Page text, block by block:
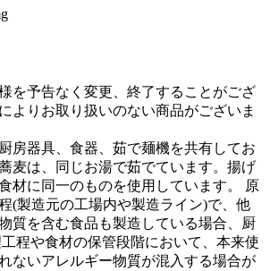
を予告なく変更、終了することがござ
よりお取り扱いのない商品がございま
房器具、食器、茹で麺機を共有してお
麦は、同じお湯で茹でています。揚げ
材に同一のものを使用しています。 原
(製造元の工場内や製造ライン)で、他
質を含む食品も製造している場合、厨
程や食材の保管段階において、本来使
ないアレルギー物質が混入する場合が